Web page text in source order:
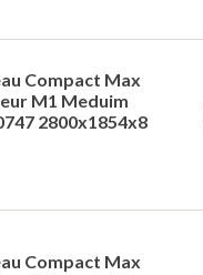
Compact Max
M1 Meduim
2800x1854x8
Compact Max